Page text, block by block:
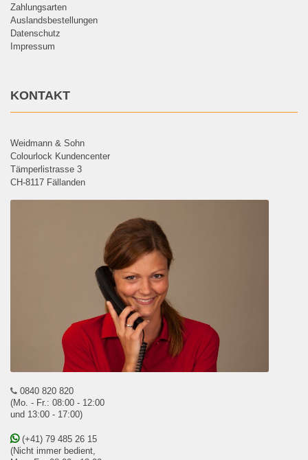
Zahlungsarten
Auslandsbestellungen
Datenschutz
Impressum
KONTAKT
Weidmann & Sohn
Colourlock Kundencenter
Tämperlistrasse 3
CH-8117 Fällanden
0840 820 820
(Mo. - Fr.: 08:00 - 12:00
und 13:00 - 17:00)
(+41) 79 485 26 15
(Nicht immer bedient,